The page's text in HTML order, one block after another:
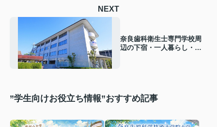
NEXT
奈良歯科衛生士専門学校周
辺の下宿・一人暮らし・賃
”学生向けお役立ち情報”おすすめ記事